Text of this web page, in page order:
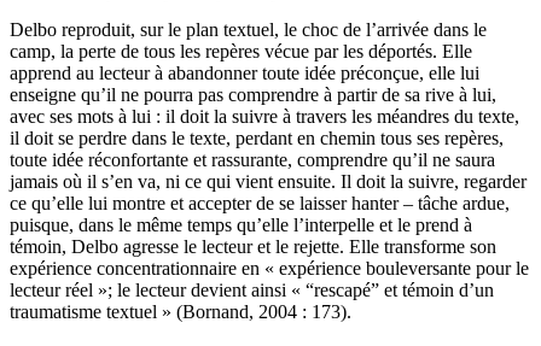
Delbo reproduit, sur le plan textuel, le choc de l’arrivée dans le
camp, la perte de tous les repères vécue par les déportés. Elle
apprend au lecteur à abandonner toute idée préconçue, elle lui
enseigne qu’il ne pourra pas comprendre à partir de sa rive à lui,
avec ses mots à lui : il doit la suivre à travers les méandres du texte,
il doit se perdre dans le texte, perdant en chemin tous ses repères,
toute idée réconfortante et rassurante, comprendre qu’il ne saura
jamais où il s’en va, ni ce qui vient ensuite. Il doit la suivre, regarder
ce qu’elle lui montre et accepter de se laisser hanter – tâche ardue,
puisque, dans le même temps qu’elle l’interpelle et le prend à
témoin, Delbo agresse le lecteur et le rejette. Elle transforme son
expérience concentrationnaire en « expérience bouleversante pour le
lecteur réel »; le lecteur devient ainsi « “rescapé” et témoin d’un
traumatisme textuel » (Bornand, 2004 : 173).